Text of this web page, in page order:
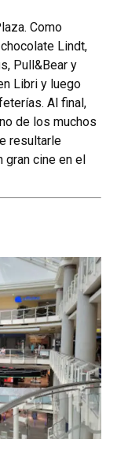
Como
Lindt,
Pull&Bear y
Libri y luego
Al final,
de los muchos
resultarle
gran cine en el